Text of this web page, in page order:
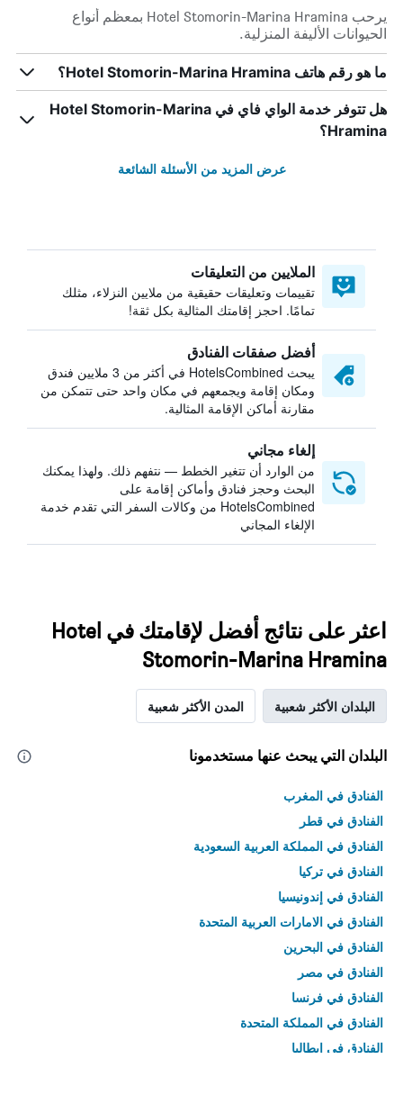
يرحب Hotel Stomorin-Marina Hramina بمعظم أنواع
الحيوانات الأليفة المنزلية.
ما هو رقم هاتف Hotel Stomorin-Marina Hramina؟
هل تتوفر خدمة الواي فاي في Hotel Stomorin-Marina
Hramina؟
عرض المزيد من الأسئلة الشائعة
الملايين من التعليقات
تقييمات وتعليقات حقيقية من ملايين النزلاء، مثلك
تمامًا. احجز إقامتك المثالية بكل ثقة!
أفضل صفقات الفنادق
يبحث HotelsCombined في أكثر من 3 ملايين فندق
ومكان إقامة ويجمعهم في مكان واحد حتى تتمكن من
مقارنة أماكن الإقامة المثالية.
إلغاء مجاني
من الوارد أن تتغير الخطط — نتفهم ذلك. ولهذا يمكنك
البحث وحجز فنادق وأماكن إقامة على
HotelsCombined من وكالات السفر التي تقدم خدمة
الإلغاء المجاني
اعثر على نتائج أفضل لإقامتك في Hotel
Stomorin-Marina Hramina
البلدان الأكثر شعبية المدن الأكثر شعبية
البلدان التي يبحث عنها مستخدمونا
الفنادق في المغرب
الفنادق في قطر
الفنادق في المملكة العربية السعودية
الفنادق في تركيا
الفنادق في إندونيسيا
الفنادق في الامارات العربية المتحدة
الفنادق في البحرين
الفنادق في مصر
الفنادق في فرنسا
الفنادق في المملكة المتحدة
الفنادق في إيطاليا